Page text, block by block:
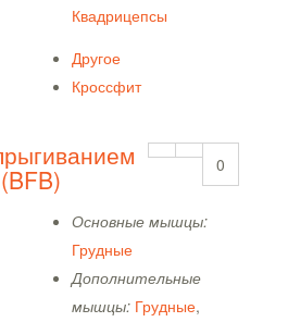
Квадрицепсы
Другое
Кроссфит
0
Основные мышцы:
Грудные
Дополнительные
мышцы: Грудные,